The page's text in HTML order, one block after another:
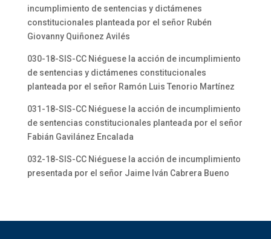
incumplimiento de sentencias y dictámenes
constitucionales planteada por el señor Rubén
Giovanny Quiñonez Avilés
030-18-SIS-CC Niéguese la acción de incumplimiento
de sentencias y dictámenes constitucionales
planteada por el señor Ramón Luis Tenorio Martínez
031-18-SIS-CC Niéguese la acción de incumplimiento
de sentencias constitucionales planteada por el señor
Fabián Gavilánez Encalada
032-18-SIS-CC Niéguese la acción de incumplimiento
presentada por el señor Jaime Iván Cabrera Bueno